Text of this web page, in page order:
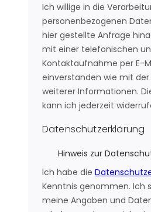
Ich willige in die
personenbezogenen
hier gestellte Anfrage
mit einer telefonischen
Kontaktaufnahme per E-
einverstanden wie mit der
weiterer Informationen.
kann ich jederzeit
Datenschutzerklärung
Hinweis zur
Ich habe die
Kenntnis genommen. Ich
meine Angaben und